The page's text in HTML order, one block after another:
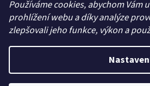
Používáme cookies, abychom Vám
prohlížení webu a díky analýze
zlepšovali jeho funkce, výkon a
Sledovat na Instagramu